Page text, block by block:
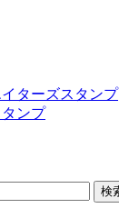
ターズスタンプ
ンプ